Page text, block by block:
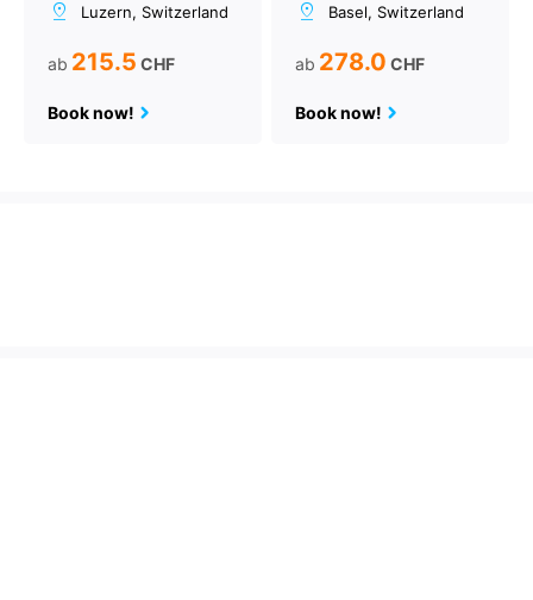
Luzern, Switzerland
ab 215.5 CHF
Book now!
Basel, Switzerland
ab 278.0 CHF
Book now!